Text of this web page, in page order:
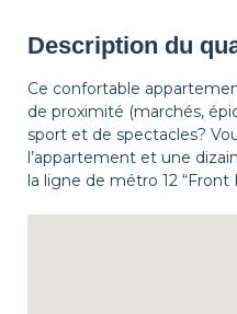
Description du
Ce confortable
de proximité (marchés,
sport et de spectacles?
l’appartement et une
la ligne de métro 12